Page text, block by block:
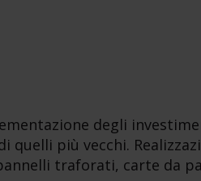
degli
quelli più vecchi.
traforati, carte da